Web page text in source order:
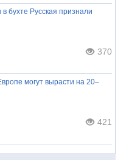
бухте Русская признали
370
могут вырасти на 20–
421